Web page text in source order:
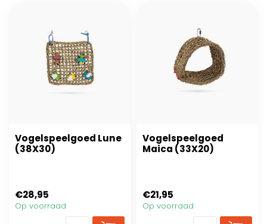
Vogelspeelgoed Lune
(38X30)
€28,95
Op voorraad
Vogelspeelgoed
Maica (33X20)
€21,95
Op voorraad